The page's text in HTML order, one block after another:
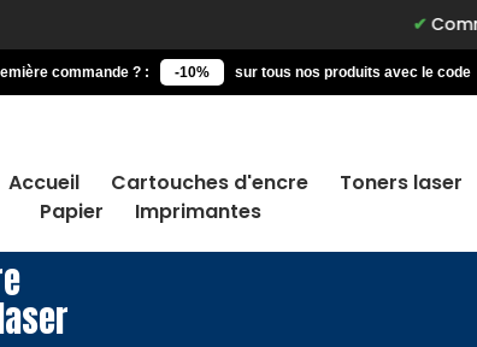
Commandez
commande ? : -10% sur tous nos produits avec le code
Accueil Cartouches d'encre
Toners laser
Papier
Imprimantes